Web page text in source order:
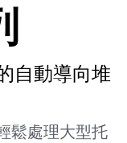
自動導向堆
鬆處理大型托